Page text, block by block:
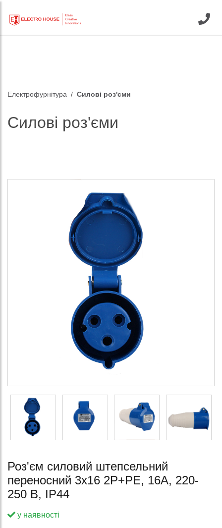
Електрофурнітура Силові роз'єми
Силові роз'єми
Роз'єм силовий штепсельний
переносний 3x16 2P+PE, 16А, 220-
250 В, IP44
Баланс:
у наявності